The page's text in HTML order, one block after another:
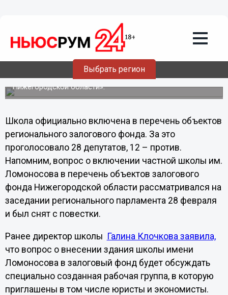
Выбрать регион
Школа имени Ломоносова включена в
перечень объектов залогового фонда
Нижегородской области
Депутаты регионального парламента на заседании 28
марта приняли проект постановления «О внесении
изменений в перечень объектов залогового фонда
Нижегородской области».
Школа официально включена в перечень объектов
регионального залогового фонда. За это
проголосовало 28 депутатов, 12 – против.
Напомним, вопрос о включении частной школы им.
Ломоносова в перечень объектов залогового
фонда Нижегородской области рассматривался на
заседании регионального парламента 28 февраля
и был снят с повестки.
Ранее директор школы Галина Клочкова заявила,
что вопрос о внесении здания школы имени
Ломоносова в залоговый фонд будет обсуждать
специально созданная рабочая группа, в которую
приглашены в том числе юристы и экономисты.